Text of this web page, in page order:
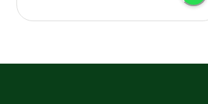
prothèses auditives ? Quelles sont les
caractéristiques à rechercher dans un
vous voulez simplement en savoir plus sur